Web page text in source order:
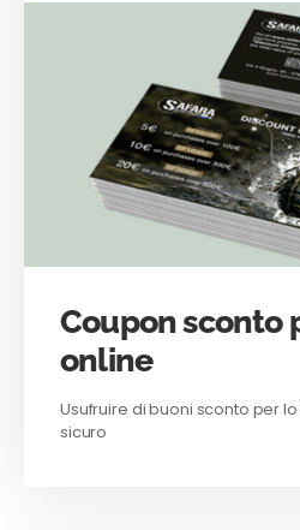
Coupon sconto
online
Usufruire di buoni sconto per
sicuro